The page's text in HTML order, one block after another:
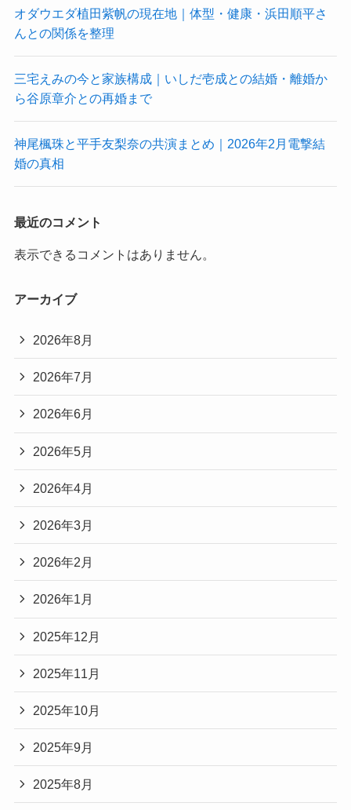
オダウエダ植田紫帆の現在地｜体型・健康・浜田順平さ
んとの関係を整理
三宅えみの今と家族構成｜いしだ壱成との結婚・離婚か
ら谷原章介との再婚まで
神尾楓珠と平手友梨奈の共演まとめ｜2026年2月電撃結
婚の真相
最近のコメント
表示できるコメントはありません。
アーカイブ
2026年8月
2026年7月
2026年6月
2026年5月
2026年4月
2026年3月
2026年2月
2026年1月
2025年12月
2025年11月
2025年10月
2025年9月
2025年8月